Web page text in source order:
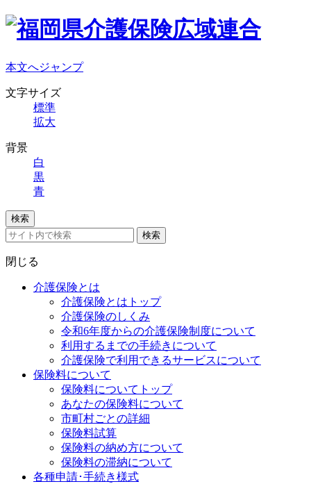
本文へジャンプ
文字サイズ
標準
拡大
背景
白
黒
青
検索
検索
閉じる
介護保険とは
介護保険とはトップ
介護保険のしくみ
令和6年度からの介護保険制度について
利用するまでの手続きについて
介護保険で利用できるサービスについて
保険料について
保険料についてトップ
あなたの保険料について
市町村ごとの詳細
保険料試算
保険料の納め方について
保険料の滞納について
各種申請･手続き様式